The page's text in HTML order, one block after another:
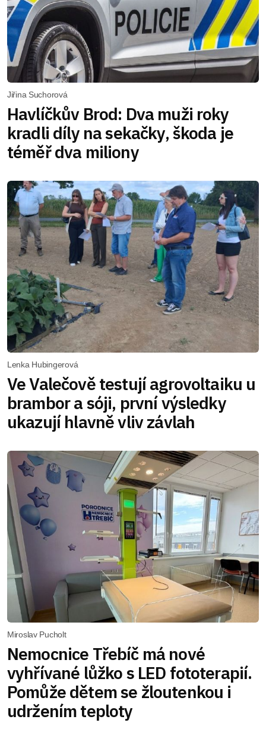
Jiřina Suchorová
Havlíčkův Brod: Dva muži roky
kradli díly na sekačky, škoda je
téměř dva miliony
Lenka Hubingerová
Ve Valečově testují agrovoltaiku u
brambor a sóji, první výsledky
ukazují hlavně vliv závlah
Miroslav Pucholt
Nemocnice Třebíč má nové
vyhřívané lůžko s LED fototerapií.
Pomůže dětem se žloutenkou i
udržením teploty